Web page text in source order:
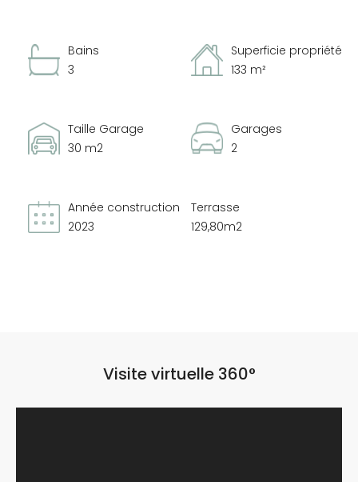
Bains
3
Superficie propriété
133 m²
Taille Garage
30 m2
Garages
2
Année construction
2023
Terrasse
129,80m2
Visite virtuelle 360°